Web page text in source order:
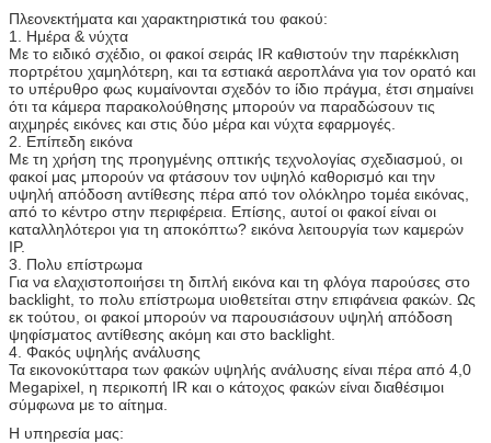
Πλεονεκτήματα και χαρακτηριστικά του φακού:
1. Ημέρα & νύχτα
Με το ειδικό σχέδιο, οι φακοί σειράς IR καθιστούν την παρέκκλιση
πορτρέτου χαμηλότερη, και τα εστιακά αεροπλάνα για τον ορατό και
το υπέρυθρο φως κυμαίνονται σχεδόν το ίδιο πράγμα, έτσι σημαίνει
ότι τα κάμερα παρακολούθησης μπορούν να παραδώσουν τις
αιχμηρές εικόνες και στις δύο μέρα και νύχτα εφαρμογές.
2. Επίπεδη εικόνα
Με τη χρήση της προηγμένης οπτικής τεχνολογίας σχεδιασμού, οι
φακοί μας μπορούν να φτάσουν τον υψηλό καθορισμό και την
υψηλή απόδοση αντίθεσης πέρα από τον ολόκληρο τομέα εικόνας,
από το κέντρο στην περιφέρεια. Επίσης, αυτοί οι φακοί είναι οι
καταλληλότεροι για τη αποκόπτω? εικόνα λειτουργία των καμερών
IP.
3. Πολυ επίστρωμα
Για να ελαχιστοποιήσει τη διπλή εικόνα και τη φλόγα παρούσες στο
backlight, το πολυ επίστρωμα υιοθετείται στην επιφάνεια φακών. Ως
εκ τούτου, οι φακοί μπορούν να παρουσιάσουν υψηλή απόδοση
ψηφίσματος αντίθεσης ακόμη και στο backlight.
4. Φακός υψηλής ανάλυσης
Τα εικονοκύτταρα των φακών υψηλής ανάλυσης είναι πέρα από 4,0
Megapixel, η περικοπή IR και ο κάτοχος φακών είναι διαθέσιμοι
σύμφωνα με το αίτημα.
Η υπηρεσία μας: